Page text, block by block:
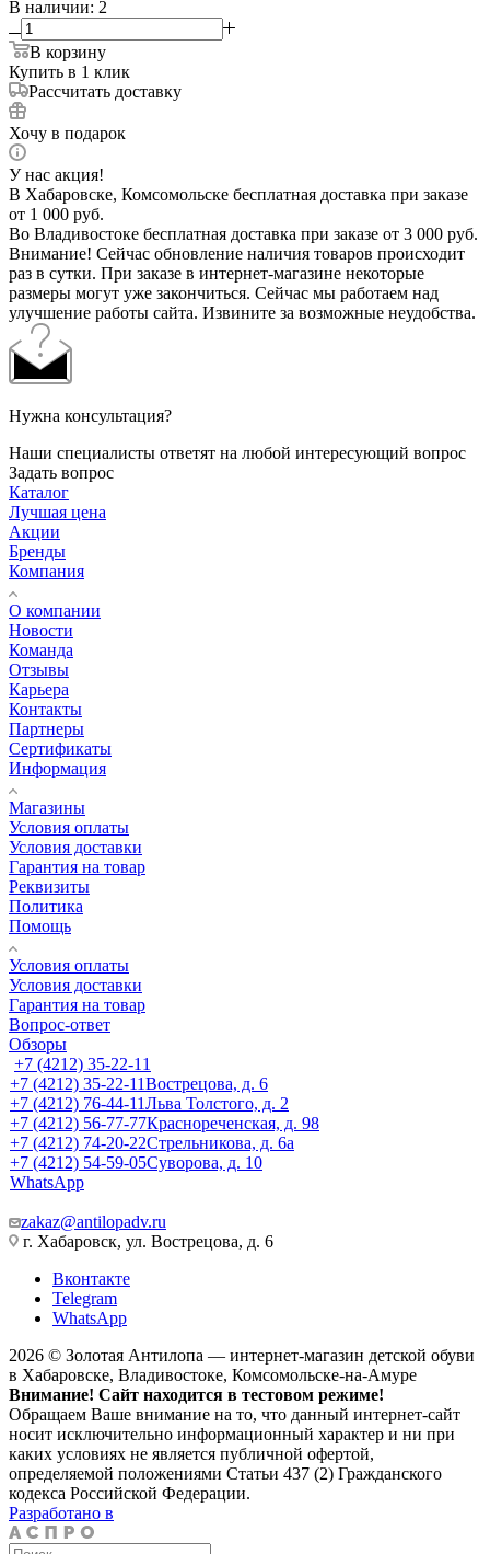
В наличии: 2
В корзину
Купить в 1 клик
Рассчитать доставку
Хочу в подарок
У нас акция!
В Хабаровске, Комсомольске бесплатная доставка при заказе
от 1 000 руб.
Во Владивостоке бесплатная доставка при заказе от 3 000 руб.
Внимание! Сейчас обновление наличия товаров происходит
раз в сутки. При заказе в интернет-магазине некоторые
размеры могут уже закончиться. Сейчас мы работаем над
улучшение работы сайта. Извините за возможные неудобства.
Нужна консультация?
Наши специалисты ответят на любой интересующий вопрос
Задать вопрос
Каталог
Лучшая цена
Акции
Бренды
Компания
О компании
Новости
Команда
Отзывы
Карьера
Контакты
Партнеры
Сертификаты
Информация
Магазины
Условия оплаты
Условия доставки
Гарантия на товар
Реквизиты
Политика
Помощь
Условия оплаты
Условия доставки
Гарантия на товар
Вопрос-ответ
Обзоры
+7 (4212) 35-22-11
+7 (4212) 35-22-11Вострецова, д. 6
+7 (4212) 76-44-11Льва Толстого, д. 2
+7 (4212) 56-77-77Краснореченская, д. 98
+7 (4212) 74-20-22Стрельникова, д. 6а
+7 (4212) 54-59-05Суворова, д. 10
WhatsApp
zakaz@antilopadv.ru
г. Хабаровск, ул. Вострецова, д. 6
Вконтакте
Telegram
WhatsApp
2026 © Золотая Антилопа — интернет-магазин детской обуви
в Хабаровске, Владивостоке, Комсомольске-на-Амуре
Внимание! Сайт находится в тестовом режиме!
Обращаем Ваше внимание на то, что данный интернет-сайт
носит исключительно информационный характер и ни при
каких условиях не является публичной офертой,
определяемой положениями Статьи 437 (2) Гражданского
кодекса Российской Федерации.
Разработано в